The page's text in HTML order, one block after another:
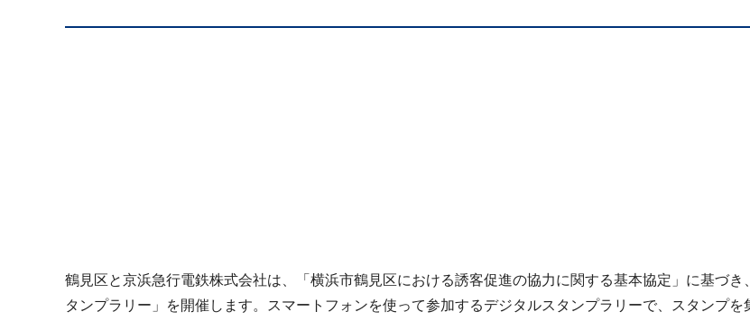
鶴見区と京浜急行電鉄株式会社は、「横浜市鶴見区における誘客促進の協力に関する基本協定」に基づ
タンプラリー」を開催します。スマートフォンを使って参加するデジタルスタンプラリーで、スタンプ